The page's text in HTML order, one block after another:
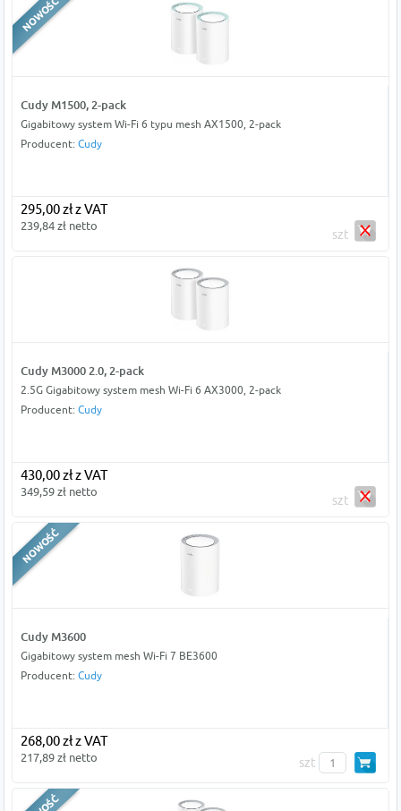
Cudy M1500, 2-pack
Gigabitowy system Wi-Fi 6 typu mesh AX1500, 2-pack
Producent: Cudy
295,00 zł z VAT
239,84 zł netto
szt
Cudy M3000 2.0, 2-pack
2.5G Gigabitowy system mesh Wi-Fi 6 AX3000, 2-pack
Producent: Cudy
430,00 zł z VAT
349,59 zł netto
szt
Cudy M3600
Gigabitowy system mesh Wi-Fi 7 BE3600
Producent: Cudy
268,00 zł z VAT
217,89 zł netto szt